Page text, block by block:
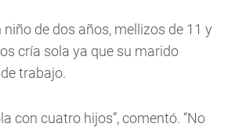
de dos años, mellizos de 11 y
cría sola ya que su marido
trabajo.
con cuatro hijos”, comentó. “No